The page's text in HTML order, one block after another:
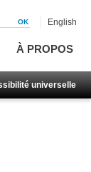
À PROPOS
universelle
English